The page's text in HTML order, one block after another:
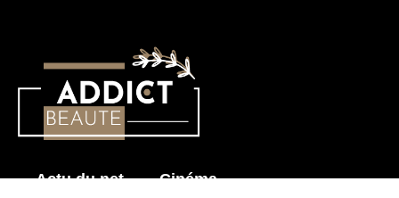
Actu du net Cinéma